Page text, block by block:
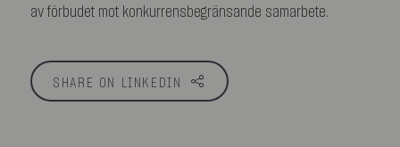
av förbudet mot konkurrensbegränsande samarbete.
SHARE ON LINKEDIN